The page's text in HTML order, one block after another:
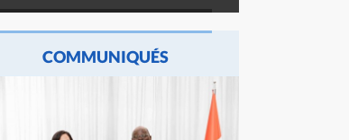
COMMUNIQUÉS